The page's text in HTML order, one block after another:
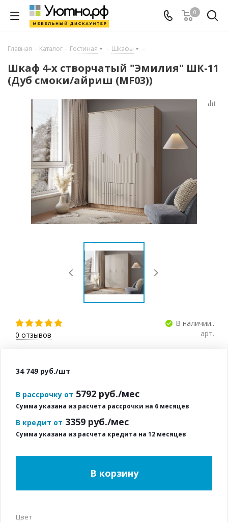
0
Главная - Каталог - Гостиная - Шкафы -
Шкаф 4-х створчатый "Эмилия" ШК-11
(Дуб смоки/айриш (MF03))
0 отзывов
В наличии..
арт.
34 749 руб./шт
В рассрочку от 5792 руб./мес
Сумма указана из расчета рассрочки на 6 месяцев
В кредит от 3359 руб./мес
Сумма указана из расчета кредита на 12 месяцев
Цвет
В корзину